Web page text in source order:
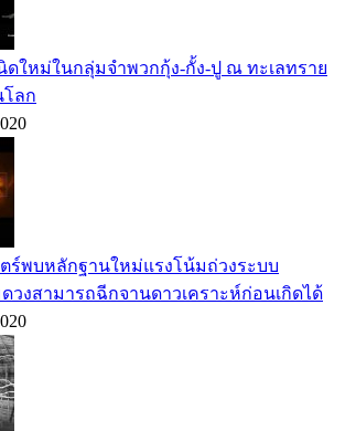
ใหม่ในกลุ่มจำพวกกุ้ง-กั้ง-ปู ณ ทะเลทราย
ลก
ร์พบหลักฐานใหม่แรงโน้มถ่วงระบบ
วงสามารถฉีกจานดาวเคราะห์ก่อนเกิดได้